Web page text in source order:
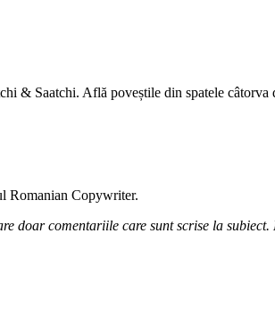
& Saatchi. Află poveștile din spatele câtorva
Romanian Copywriter.
doar comentariile care sunt scrise la subiect.